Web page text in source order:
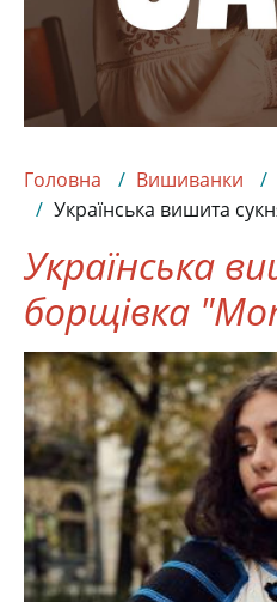
Головна Вишиванки
Українська вишита
Українська
борщівка